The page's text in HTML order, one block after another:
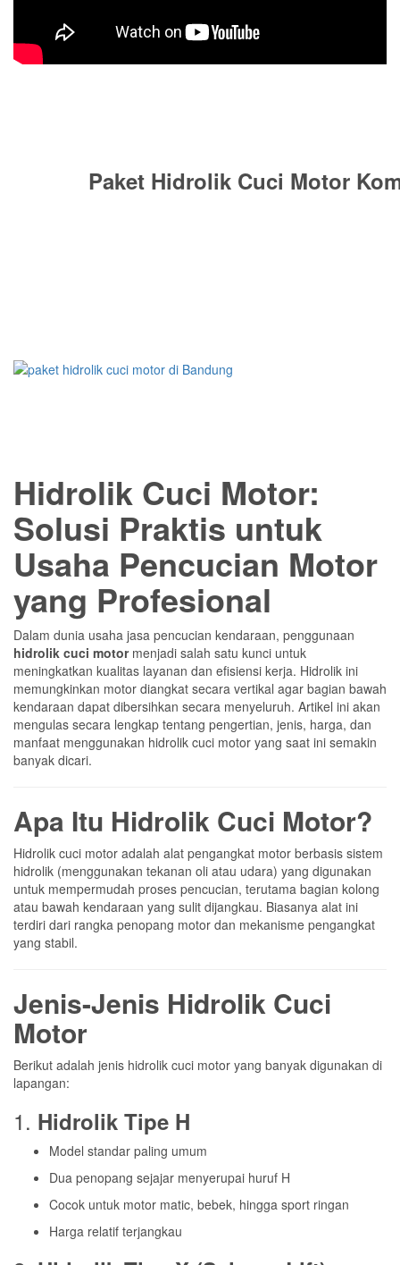
Paket Hidrolik Cuci Motor
Hidrolik Cuci Motor:
Solusi Praktis untuk
Usaha Pencucian Motor
yang Profesional
Dalam dunia usaha jasa pencucian kendaraan, penggunaan
hidrolik cuci motormenjadi salah satu kunci untuk
meningkatkan kualitas layanan dan efisiensi kerja. Hidrolik ini
memungkinkan motor diangkat secara vertikal agar bagian bawah
kendaraan dapat dibersihkan secara menyeluruh. Artikel ini akan
mengulas secara lengkap tentang pengertian, jenis, harga, dan
manfaat menggunakan hidrolik cuci motor yang saat ini semakin
banyak dicari.
Apa Itu Hidrolik Cuci Motor?
Hidrolik cuci motor adalah alat pengangkat motor berbasis sistem
hidrolik (menggunakan tekanan oli atau udara) yang digunakan
untuk mempermudah proses pencucian, terutama bagian kolong
atau bawah kendaraan yang sulit dijangkau. Biasanya alat ini
terdiri dari rangka penopang motor dan mekanisme pengangkat
yang stabil.
Jenis-Jenis Hidrolik Cuci
Motor
Berikut adalah jenis hidrolik cuci motor yang banyak digunakan di
lapangan:
1. Hidrolik Tipe H
Model standar paling umum
Dua penopang sejajar menyerupai huruf H
Cocok untuk motor matic, bebek, hingga sport ringan
Harga relatif terjangkau